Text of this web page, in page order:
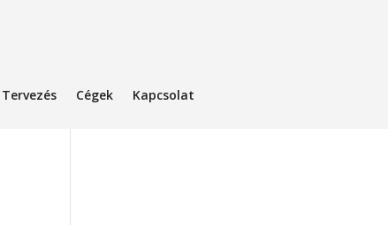
Tervezés Cégek Kapcsolat